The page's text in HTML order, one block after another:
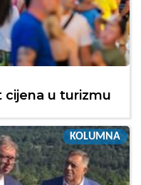
cijena u turizmu
KOLUMNA